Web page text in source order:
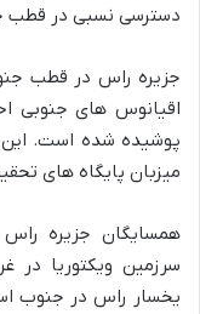
دسترسی نسبی در
جزیره راس در قطب
اقیانوس های جنوبی
پوشیده شده است. این
میزبان پایگاه های
همسایگان جزیره
سرزمین ویکتوریا
یخسار راس در جنوب